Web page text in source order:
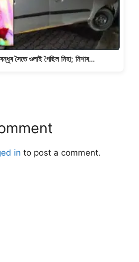
সৈতে ওলাই গৈছিল নিহা; নিশাৰ…
in to post a comment.